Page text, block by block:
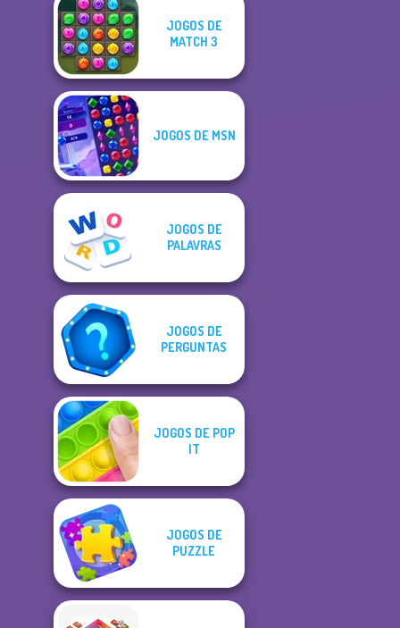
JOGOS DE
MATCH 3
JOGOS DE MSN
JOGOS DE
PALAVRAS
JOGOS DE
PERGUNTAS
JOGOS DE POP
IT
JOGOS DE
PUZZLE